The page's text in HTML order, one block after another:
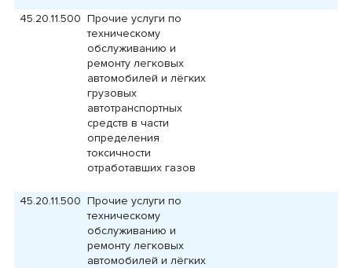
45.20.11.500 Прочие услуги по
техническому
обслуживанию и
ремонту легковых
автомобилей и лёгких
грузовых
автотранспортных
средств в части
определения
токсичности
отработавших газов
45.20.11.500 Прочие услуги по
техническому
обслуживанию и
ремонту легковых
автомобилей и лёгких